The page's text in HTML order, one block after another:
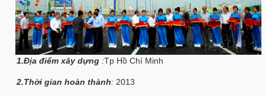
1.Địa điểm xây dựng :Tp Hồ Chí Minh
2.Thời gian hoàn thành: 2013